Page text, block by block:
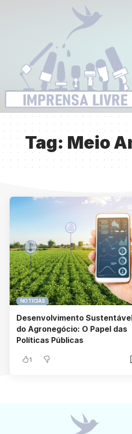
Tag: Meio
NOTICIAS
Desenvolvimento
do Agronegócio: O Papel das
Políticas Públicas
1